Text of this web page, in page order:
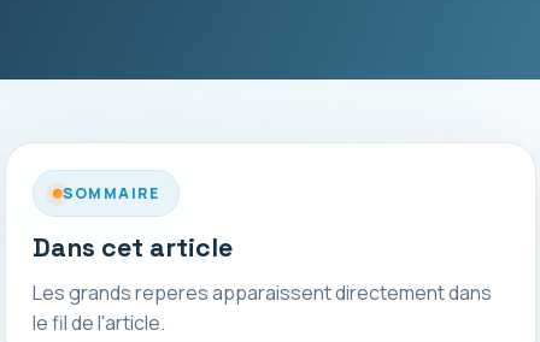
SOMMAIRE
Dans cet article
Les grands reperes apparaissent directement dans
le fil de l'article.